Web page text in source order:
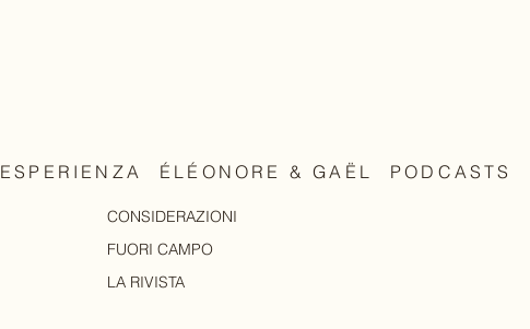
ESPERIENZA ÉLÉONORE & GAËL PODCASTS
CONSIDERAZIONI
FUORI CAMPO
LA RIVISTA